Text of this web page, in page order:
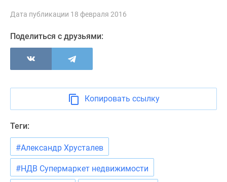
недвижимости
Мнение
эксперта
Аналитика
рынка
Экспертиза
авторы
проекте
Контакты
Дата публикации 18 февраля 2016
Поделиться с друзьями:
Копировать ссылку
Теги:
#Александр Хрусталев
#НДВ Супермаркет недвижимости